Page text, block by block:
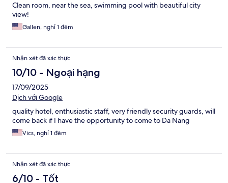
Clean room, near the sea, swimming pool with beautiful city
view!
Gallen, nghỉ 1 đêm
Nhận xét đã xác thực
10/10 - Ngoại hạng
17/09/2025
Dịch với Google
quality hotel, enthusiastic staff, very friendly security guards, will
come back if I have the opportunity to come to Da Nang
Vics, nghỉ 1 đêm
Nhận xét đã xác thực
6/10 - Tốt